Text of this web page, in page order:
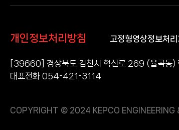
개인정보처리방침 고정형영상정보처
[39660] 경상북도 김천시 혁신로 269 (율곡동)
대표전화 054-421-3114
COPYRIGHT © 2024 KEPCO ENGINEERING